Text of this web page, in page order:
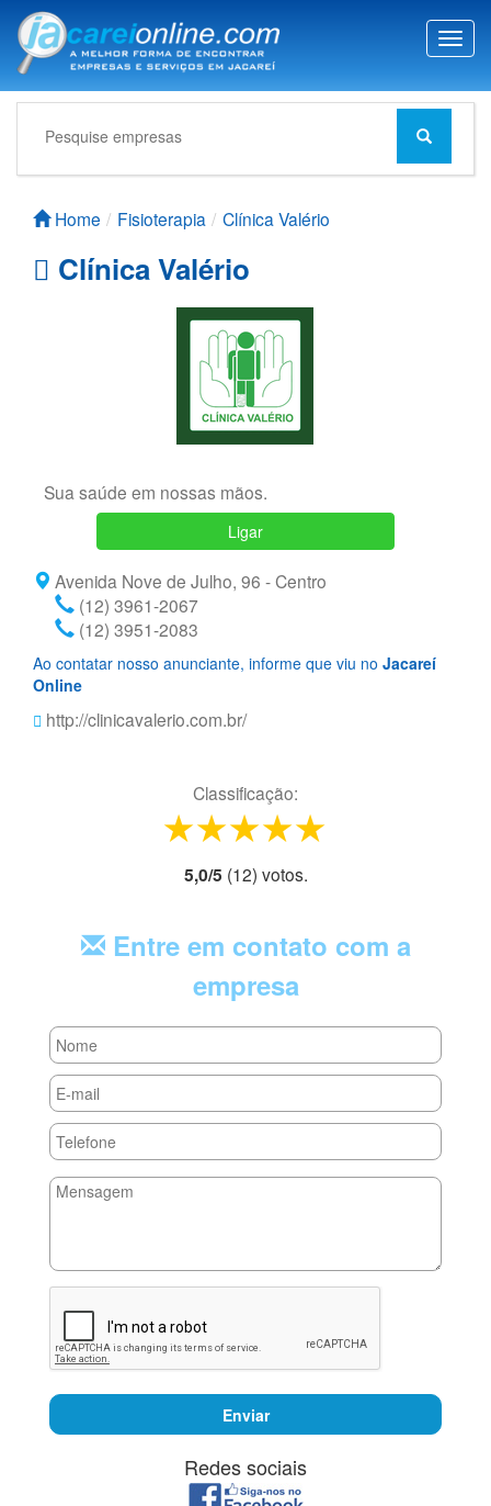
T
o
g
g
n
Home Fisioterapia Clínica Valério
Clínica Valério
Sua saúde em nossas mãos.
Ligar
Avenida Nove de Julho, 96 - Centro
(12) 3961-2067
(12) 3951-2083
Ao contatar nosso anunciante, informe que viu no Jacareí
Online
http://clinicavalerio.com.br/
Classificação:
4 stars
3 stars
2 stars
1 star
5,0/5 (12) votos.
Entre em contato com a
empresa
Enviar
Redes sociais